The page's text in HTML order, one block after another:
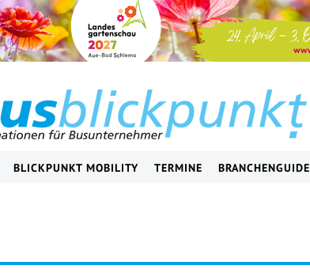
BLICKPUNKT MOBILITY TERMINE BRANCHENGUIDE